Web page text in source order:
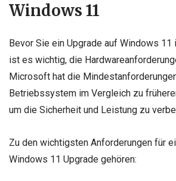
Windows 11
Bevor Sie ein Upgrade auf Windows 11
ist es wichtig, die
Microsoft hat die
Betriebssystem im Vergleich zu
um die Sicherheit und Leistung zu
Zu den wichtigsten Anforderungen für
Windows 11 Upgrade gehören: